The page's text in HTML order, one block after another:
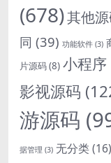
(678)其他
同 (39) 功能软件 (3)
片源码(8) 小程序
影视源码
游源码
据管理 (3) 无分类(16)